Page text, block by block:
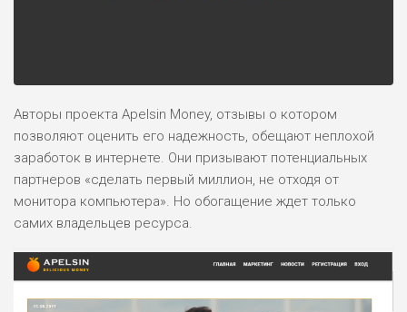
Авторы проекта Apelsin Money, отзывы о котором
позволяют оценить его надежность, обещают неплохой
заработок в интернете. Они призывают потенциальных
партнеров «сделать первый миллион, не отходя от
монитора компьютера». Но обогащение ждет только
самих владельцев ресурса.